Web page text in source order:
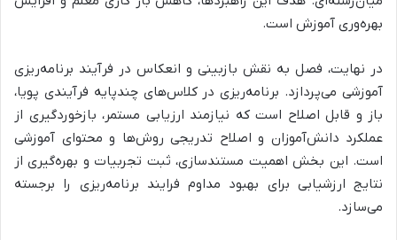
بهره‌وری آموزش است.
در نهایت، فصل به نقش بازبینی و انعکاس در فرآیند برنامه‌ریزی
آموزشیمی‌پردازد. برنامه‌ریزی در کلاس‌های چندپایه فرآیندی پویا،
باز و قابل اصلاح است که نیازمند ارزیابی مستمر، بازخوردگیری از
عملکرد دانش‌آموزان و اصلاح تدریجی روش‌ها و محتوای آموزشی
است. این بخش اهمیت مستندسازی، ثبت تجربیات و بهره‌گیری از
نتایج ارزشیابی برای بهبود مداوم فرایند برنامه‌ریزی را برجسته
می‌سازد.